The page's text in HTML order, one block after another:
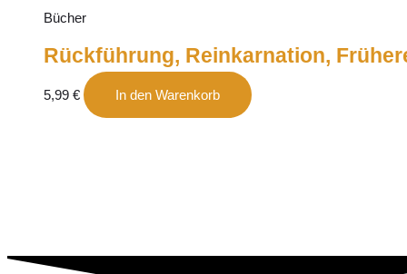
Bücher
Rückführung, Reinkarnation,
5,99 € In den Warenkorb